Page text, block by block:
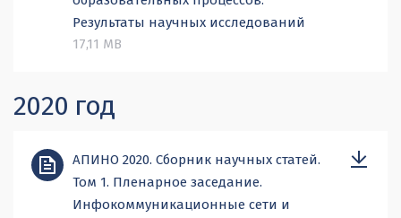
Результаты научных исследований
17,11 MB
2020 год
АПИНО 2020. Сборник научных статей.
Том 1. Пленарное заседание.
Инфокоммуникационные сети и